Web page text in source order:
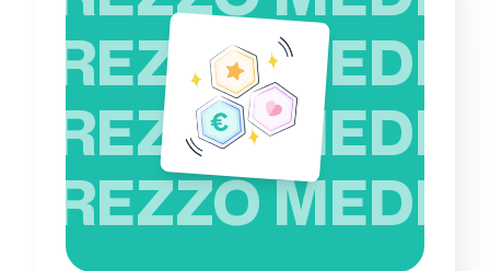
PREZZO MEDIO
PREZZO MEDIO
PREZZO MEDIO